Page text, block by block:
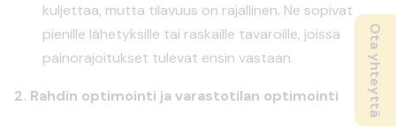
kuljettaa, mutta tilavuus on rajallinen. Ne sopivat
pienille lähetyksille tai raskaille tavaroille, joissa
painorajoitukset tulevat ensin vastaan.
2. Rahdin optimointi ja varastotilan optimointi Ota yhteyttä